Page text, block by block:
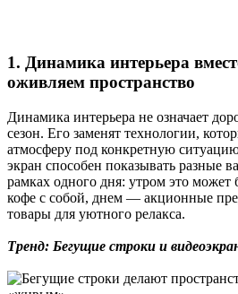
1. Динамика интерьера
оживляем пространство
Динамика интерьера не означает
сезон. Его заменят технологии,
атмосферу под конкретную
экран способен показывать разные
рамках одного дня: утром это может
кофе с собой, днем — акционные
товары для уютного релакса.
Тренд: Бегущие строки и